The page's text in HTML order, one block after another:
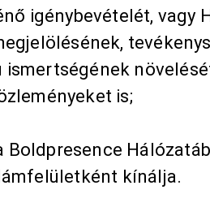
igénybevételét, vagy
is;
Boldpresence
kínálja.